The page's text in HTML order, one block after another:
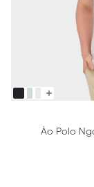
Áo Polo